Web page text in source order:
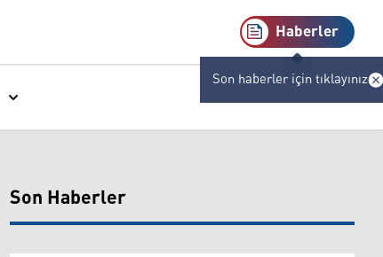
Haberler
Son haberler için tıklayınız
Son Haberler